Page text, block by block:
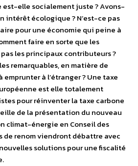
est-elle socialement juste ? Avons-
intérêt écologique ? N’est-ce pas
pour une économie qui peine à
faire en sorte que les
les principaux contributeurs ?
remarquables, en matière de
à l’étranger ? Une taxe
est elle totalement
pour réinventer la taxe carbone
de la présentation du nouveau
climat-énergie en Conseil des
de renom viendront débattre avec
solutions pour une fiscalité